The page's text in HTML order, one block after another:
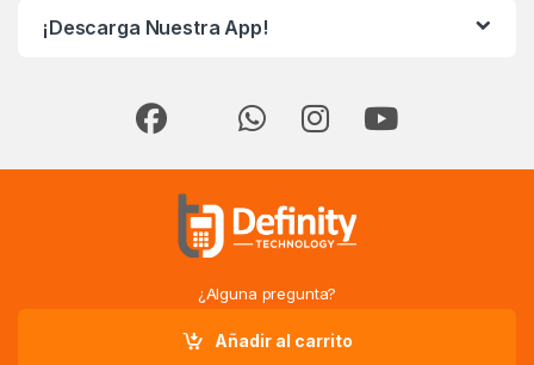
Añadir al carrito
¡Descarga Nuestra App!
¿Alguna pregunta?
(+34) 868 710 162